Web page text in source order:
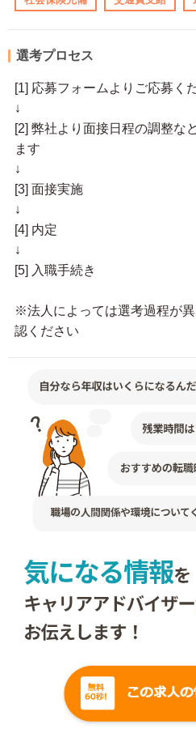
選考プロセス
[1] 応募フォームよりご応募く
↓
[2] 弊社より面接日程の調整な
ます
↓
[3] 面接実施
↓
[4] 内定
↓
[5] 入職手続き
※法人によっては選考過程が
認ください